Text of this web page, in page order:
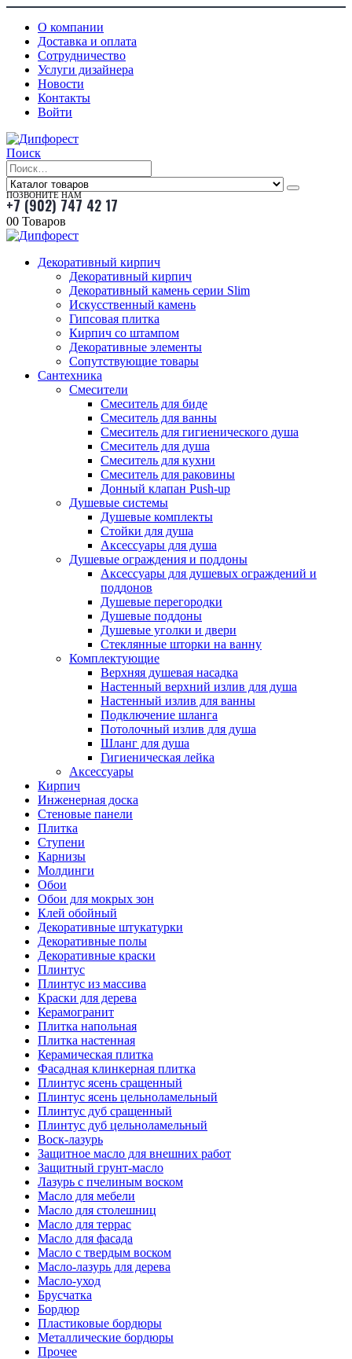
О компании
Доставка и оплата
Сотрудничество
Услуги дизайнера
Новости
Контакты
Войти
Поиск
ПОЗВОНИТЕ НАМ
+7 (902) 747 42 17
00 Товаров
Декоративный кирпич
Декоративный кирпич
Декоративный камень серии Slim
Искусственный камень
Гипсовая плитка
Кирпич со штампом
Декоративные элементы
Сопутствующие товары
Сантехника
Смесители
Смеситель для биде
Смеситель для ванны
Смеситель для гигиенического душа
Смеситель для душа
Смеситель для кухни
Смеситель для раковины
Донный клапан Push-up
Душевые системы
Душевые комплекты
Стойки для душа
Аксессуары для душа
Душевые ограждения и поддоны
Аксессуары для душевых ограждений и
поддонов
Душевые перегородки
Душевые поддоны
Душевые уголки и двери
Стеклянные шторки на ванну
Комплектующие
Верхняя душевая насадка
Настенный верхний излив для душа
Настенный излив для ванны
Подключение шланга
Потолочный излив для душа
Шланг для душа
Гигиеническая лейка
Аксессуары
Кирпич
Инженерная доска
Стеновые панели
Плитка
Ступени
Карнизы
Молдинги
Обои
Обои для мокрых зон
Клей обойный
Декоративные штукатурки
Декоративные полы
Декоративные краски
Плинтус
Плинтус из массива
Краски для дерева
Керамогранит
Плитка напольная
Плитка настенная
Керамическая плитка
Фасадная клинкерная плитка
Плинтус ясень сращенный
Плинтус ясень цельноламельный
Плинтус дуб сращенный
Плинтус дуб цельноламельный
Воск-лазурь
Защитное масло для внешних работ
Защитный грунт-масло
Лазурь с пчелиным воском
Масло для мебели
Масло для столешниц
Масло для террас
Масло для фасада
Масло с твердым воском
Масло-лазурь для дерева
Масло-уход
Брусчатка
Бордюр
Пластиковые бордюры
Металлические бордюры
Прочее